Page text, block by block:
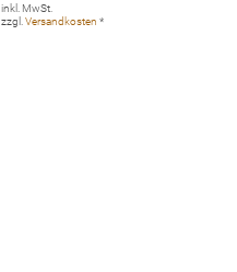
inkl. MwSt.
zzgl.Versandkosten *